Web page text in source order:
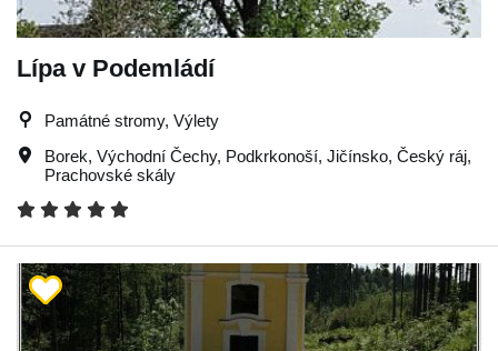
Lípa v Podemládí
Památné stromy, Výlety
Borek, Východní Čechy, Podkrkonoší, Jičínsko, Český ráj,
Prachovské skály